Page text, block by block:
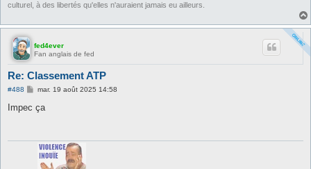
culturel, à des libertés qu'elles n'auraient jamais eu ailleurs.
fed4ever
Fan anglais de fed
Re: Classement ATP
#488
M
s
s
mar. 19 août 2025 14:58
Impec ça